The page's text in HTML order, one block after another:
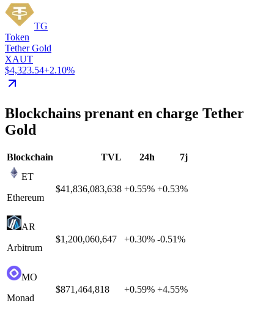
TG
Token
Tether Gold
XAUT
$4,323.54+2.10%
Blockchains prenant en charge Tether
Gold
Blockchain TVL 24h
7j
ET
Ethereum
$41,836,083,638 +0.55% +0.53%
AR
Arbitrum
$1,200,060,647 +0.30% -0.51%
MO
Monad
$871,464,818 +0.59% +4.55%